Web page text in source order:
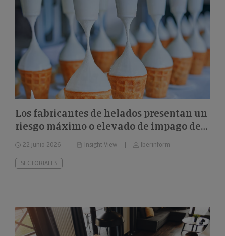
Los fabricantes de helados presentan un
riesgo máximo o elevado de impago del
26%
22 junio 2026 Insight View Iberinform
SECTORIALES